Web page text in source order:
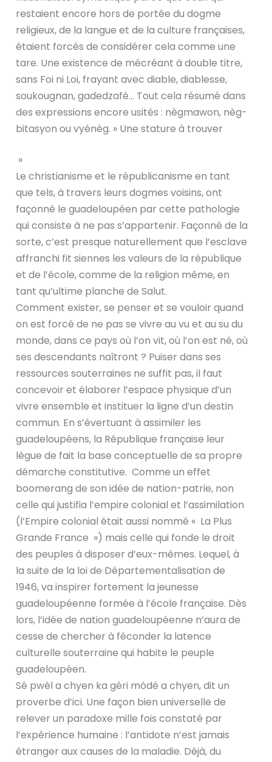
restaient encore hors de portée du dogme
religieux, de la langue et de la culture françaises,
étaient forcés de considérer cela comme une
tare. Une existence de mécréant à double titre,
sans Foi ni Loi, frayant avec diable, diablesse,
soukougnan, gadedzafè… Tout cela résumé dans
des expressions encore usités : nègmawon, nèg-
bitasyon ou vyénèg. » Une stature à trouver
»
Le christianisme et le républicanisme en tant
que tels, à travers leurs dogmes voisins, ont
façonné le guadeloupéen par cette pathologie
qui consiste à ne pas s’appartenir. Façonné de la
sorte, c’est presque naturellement que l’esclave
affranchi fit siennes les valeurs de la république
et de l’école, comme de la religion même, en
tant qu’ultime planche de Salut.
Comment exister, se penser et se vouloir quand
on est forcé de ne pas se vivre au vu et au su du
monde, dans ce pays où l’on vit, où l’on est né, où
ses descendants naîtront ? Puiser dans ses
ressources souterraines ne suffit pas, il faut
concevoir et élaborer l’espace physique d’un
vivre ensemble et instituer la ligne d’un destin
commun. En s’évertuant à assimiler les
guadeloupéens, la République française leur
lègue de fait la base conceptuelle de sa propre
démarche constitutive. Comme un effet
boomerang de son idée de nation-patrie, non
celle qui justifia l’empire colonial et l’assimilation
(l’Empire colonial était aussi nommé « La Plus
Grande France ») mais celle qui fonde le droit
des peuples à disposer d’eux-mêmes. Lequel, à
la suite de la loi de Départementalisation de
1946, va inspirer fortement la jeunesse
guadeloupéenne formée à l’école française. Dès
lors, l’idée de nation guadeloupéenne n’aura de
cesse de chercher à féconder la latence
culturelle souterraine qui habite le peuple
guadeloupéen.
Sé pwèl a chyen ka géri mòdé a chyen, dit un
proverbe d’ici. Une façon bien universelle de
relever un paradoxe mille fois constaté par
l’expérience humaine : l’antidote n’est jamais
étranger aux causes de la maladie. Déjà, du